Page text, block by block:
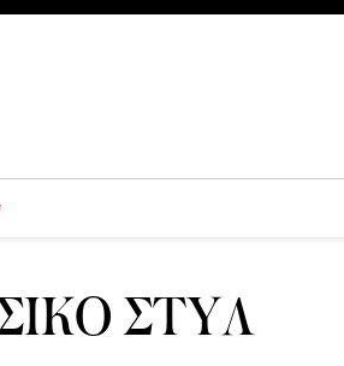
ΣΤΥΛ